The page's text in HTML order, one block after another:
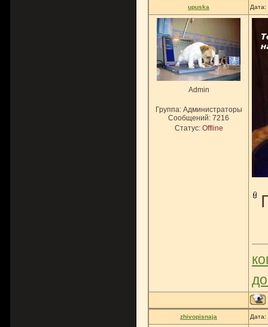
upuska Дата:
Admin
Группа: Администраторы
Сообщений: 7216
Статус: Offline
zhivopisnaja Дата: